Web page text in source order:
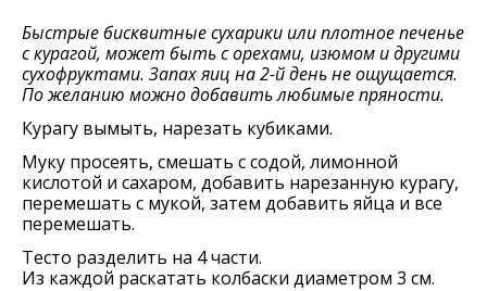
Быстрые бисквитные сухарики или плотное печенье
с курагой, может быть с орехами, изюмом и другими
сухофруктами. Запах яиц на 2-й день не ощущается.
По желанию можно добавить любимые пряности.
Курагу вымыть, нарезать кубиками.
Муку просеять, смешать с содой, лимонной
кислотой и сахаром, добавить нарезанную курагу,
перемешать с мукой, затем добавить яйца и все
перемешать.
Тесто разделить на 4 части.
Из каждой раскатать колбаски диаметром 3 см.